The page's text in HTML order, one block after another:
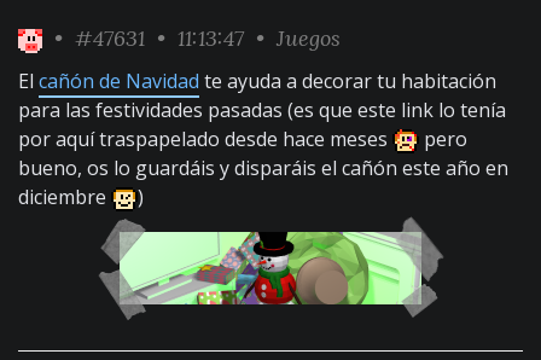
• #47631 • 11:13:47 • Juegos
El cañón de Navidad te ayuda a decorar tu habitación
para las festividades pasadas (es que este link lo tenía
por aquí traspapelado desde hace meses
pero
bueno, os lo guardáis y disparáis el cañón este año en
diciembre
)